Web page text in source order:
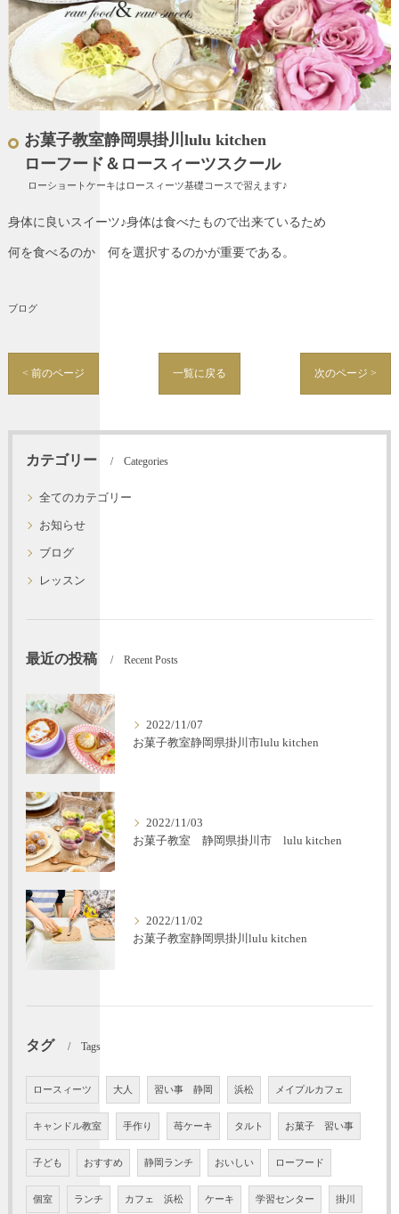
お菓子教室静岡県掛川lulu kitchen
ローフード＆ロースィーツスクール
ローショートケーキはロースィーツ基礎コースで習えます♪
身体に良いスイーツ♪身体は食べたもので出来ているため
何を食べるのか 何を選択するのかが重要である。
ブログ
< 前のページ 一覧に戻る 次のページ >
カテゴリー Categories
全てのカテゴリー
お知らせ
ブログ
レッスン
最近の投稿 Recent Posts
2022/11/07
お菓子教室静岡県掛川市lulu kitchen
2022/11/03
お菓子教室 静岡県掛川市 lulu kitchen
2022/11/02
お菓子教室静岡県掛川lulu kitchen
タグ Tags
ロースィーツ 大人 習い事 静岡 浜松 メイプルカフェ
キャンドル教室 手作り 苺ケーキ タルト お菓子 習い事
子ども おすすめ 静岡ランチ おいしい ローフード
個室 ランチ カフェ 浜松 ケーキ 学習センター 掛川